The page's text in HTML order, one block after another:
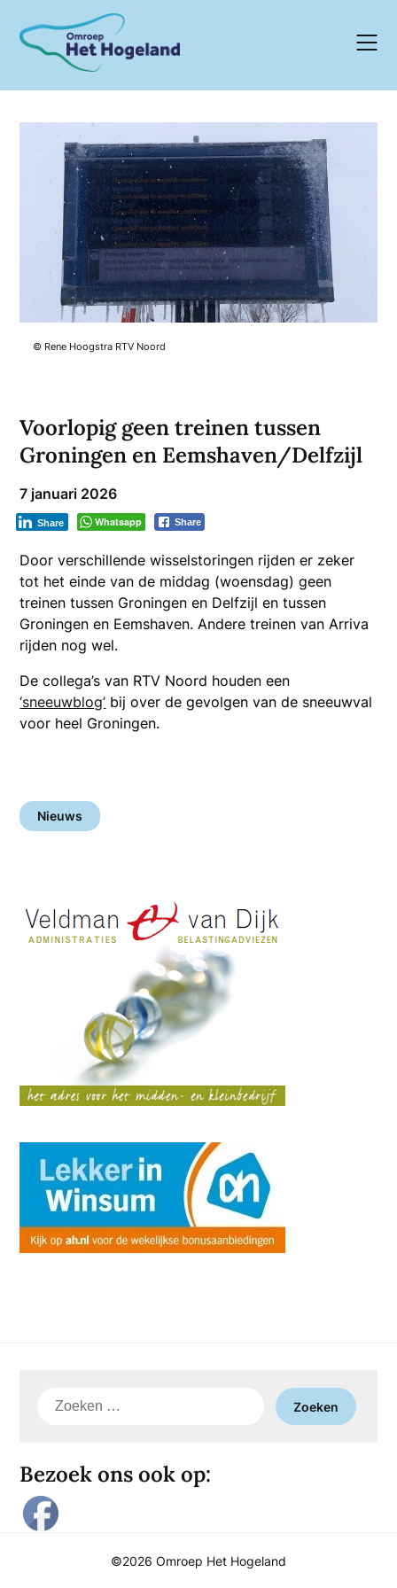
content
© Rene Hoogstra RTV Noord
Voorlopig geen treinen tussen
Groningen en Eemshaven/Delfzijl
7 januari 2026
Whatsapp Share
Share
Door verschillende wisselstoringen rijden er zeker
tot het einde van de middag (woensdag) geen
treinen tussen Groningen en Delfzijl en tussen
Groningen en Eemshaven. Andere treinen van Arriva
rijden nog wel.
De collega’s van RTV Noord houden een
‘sneeuwblog’ bij over de gevolgen van de sneeuwval
voor heel Groningen.
Nieuws
Zoeken
Bezoek ons ook op:
©2026 Omroep Het Hogeland